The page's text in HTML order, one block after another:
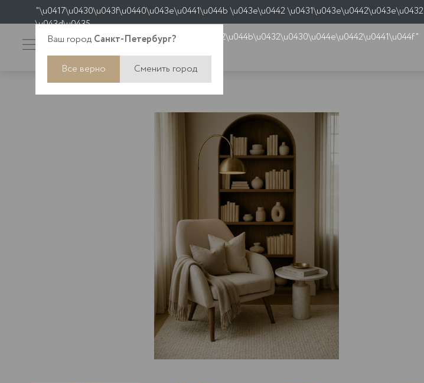
"\u0417\u0430\u043f\u0440\u043e\u0441\u044b \u043e\u0442 \u0431\u043e\u0442\u043e\u0432
\u043d\u0435
\u043e\u0431\u0440\u0430\u0431\u0430\u0442\u044b\u0432\u0430\u044e\u0442\u0441\u044f"
Ваш город Санкт-Петербург?
Все верно Сменить город